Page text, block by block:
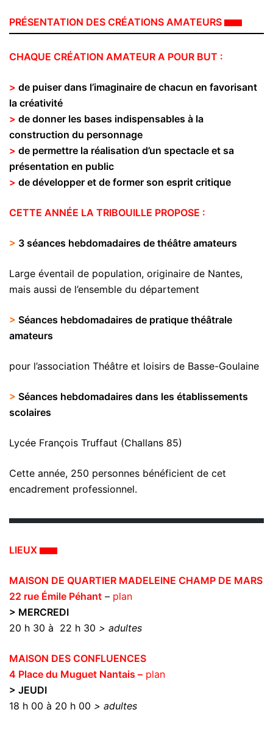
PRÉSENTATION DES CRÉATIONS AMATEURS
CHAQUE CRÉATION AMATEUR A POUR BUT :
> de puiser dans l’imaginaire de chacun en favorisant
la créativité
> de donner les bases indispensables à la
construction du personnage
> de permettre la réalisation d’un spectacle et sa
présentation en public
> de développer et de former son esprit critique
CETTE ANNÉE LA TRIBOUILLE PROPOSE :
> 3 séances hebdomadaires de théâtre amateurs
Large éventail de population, originaire de Nantes,
mais aussi de l’ensemble du département
> Séances hebdomadaires de pratique théâtrale
amateurs
pour l’association Théâtre et loisirs de Basse-Goulaine
> Séances hebdomadaires dans les établissements
scolaires
Lycée François Truffaut (Challans 85)
Cette année, 250 personnes bénéficient de cet
encadrement professionnel.
LIEUX
MAISON DE QUARTIER MADELEINE CHAMP DE MARS
22 rue Émile Péhant – plan
> MERCREDI
20 h 30 à 22 h 30 > adultes
MAISON DES CONFLUENCES
4 Place du Muguet Nantais – plan
> JEUDI
18 h 00 à 20 h 00 > adultes